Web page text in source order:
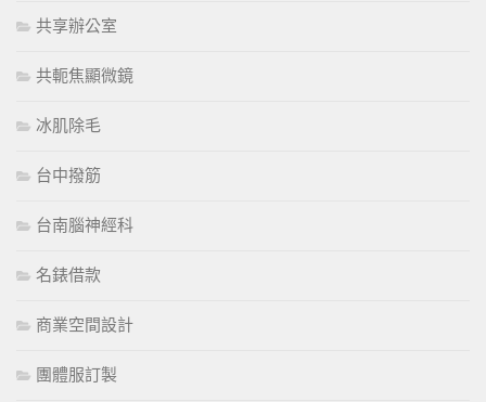
共享辦公室
共軛焦顯微鏡
冰肌除毛
台中撥筋
台南腦神經科
名錶借款
商業空間設計
團體服訂製